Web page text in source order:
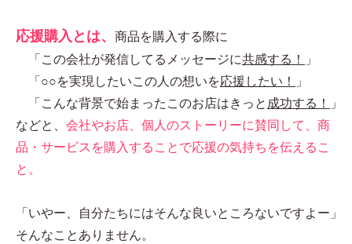
応援購入とは、 商品を購入する際に
「この会社が発信してるメッセージに共感する！
」
「○○を実現したいこの人の想いを応援したい！
」
「こんな背景で始まったこのお店はきっと 成功する！
」
などと、 会社やお店、個人のストーリーに賛同して、商
品・サービスを購入することで応援の気持ちを伝えるこ
と。
「いやー、自分たちにはそんな良いところないですよー」
そんなことありません。